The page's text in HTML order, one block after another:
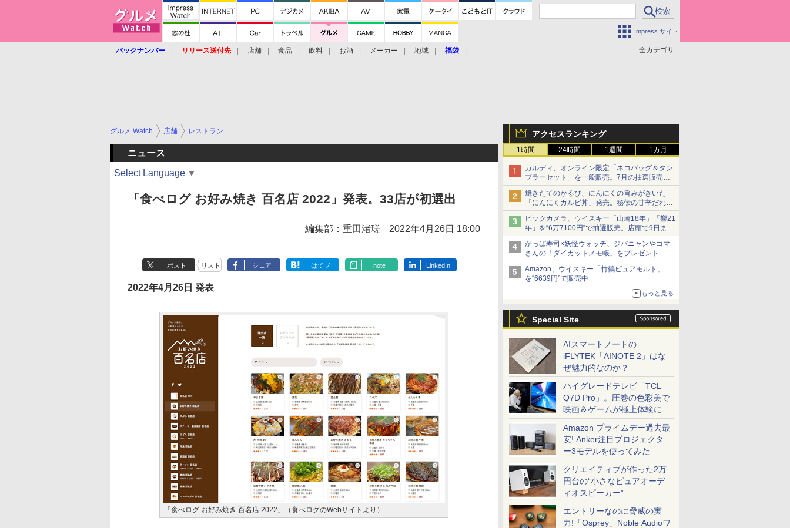
Impress サイト
全カテゴリ
バックナンバー リリース送付先 店舗 食品 飲料 お酒 メーカー 地域 福袋
アクセスランキング
1時間 24時間 1週間 1カ月
カルディ、オンライン限定「ネコバッグ＆タン
ブラーセット」を一般販売。7月の抽選販売の
当選無効分
焼きたてのかるび、にんにくの旨みがきいた
「にんにくカルビ丼」発売。秘伝の甘辛だれを
絡めた「豚カルビ丼」も復活
ビックカメラ、ウイスキー「山崎18年」「響21
年」を“6万7100円”で抽選販売。店頭で9日まで
受付
かっぱ寿司×妖怪ウォッチ、ジバニャンやコマ
さんの「ダイカットメモ帳」をプレゼント
Amazon、ウイスキー「竹鶴ピュアモルト」
を“6639円”で販売中
もっと見る
Special Site
AIスマートノートの
iFLYTEK「AINOTE 2」はな
ぜ魅力的なのか？
ハイグレードテレビ「TCL
Q7D Pro」。圧巻の色彩美で
映画＆ゲームが極上体験に
Amazon プライムデー過去最
安! Anker注目プロジェクタ
ー3モデルを使ってみた
クリエイティブが作った2万
円台の“小さなピュアオーデ
ィオスピーカー”
エントリーなのに脅威の実
力!「Osprey」Noble Audioワ
グルメ Watch 店舗 レストラン
ニュース
Select Language ▼
「食べログ お好み焼き 百名店 2022」発表。33店が初選出
編集部：重田渚瑳 2022年4月26日 18:00
ポスト リスト シェア はてブ note LinkedIn
2022年4月26日 発表
「食べログ お好み焼き 百名店 2022」（食べログのWebサイトより）